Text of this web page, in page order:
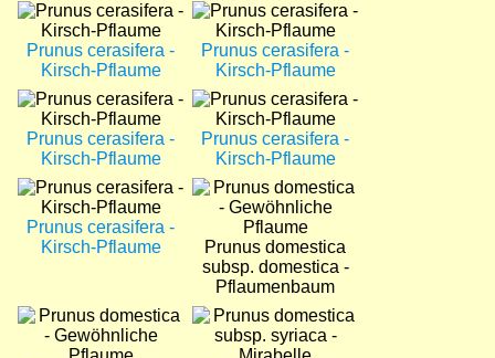
Bild
Prunus cerasifera -
Kirsch-Pflaume
Bild
Prunus cerasifera -
Kirsch-Pflaume
Bild
Prunus cerasifera -
Kirsch-Pflaume
Bild
Prunus cerasifera -
Kirsch-Pflaume
Bild
Prunus cerasifera -
Kirsch-Pflaume
Bild
Prunus domestica
subsp. domestica -
Pflaumenbaum
Bild
Bild